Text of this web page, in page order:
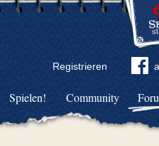
Registrieren
Community
Spielen!